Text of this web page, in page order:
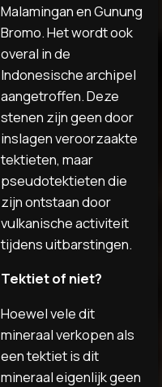
Malamingan en Gunung
Bromo. Het wordt ook
overal in de
Indonesische archipel
aangetroffen. Deze
stenen zijn geen door
inslagen veroorzaakte
tektieten, maar
pseudotektieten die
zijn ontstaan ​​door
vulkanische activiteit
tijdens uitbarstingen.
Tektiet of niet?
Hoewel vele dit
mineraal verkopen als
een tektiet is dit
mineraal eigenlijk geen